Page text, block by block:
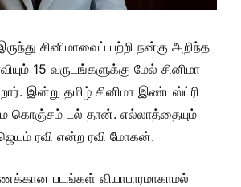
சினிமாவைப் பற்றி நன்கு அறிந்த
15 வருடங்களுக்கு மேல் சினிமா
இன்று தமிழ் சினிமா இண்டஸ்ட்ரி
கொஞ்சம் டல் தான். எல்லாத்தையும்
ரவி என்ற ரவி மோகன்.
படங்கள் வியாபாரமாகாமல்